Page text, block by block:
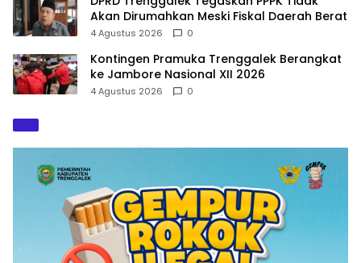
Akan Dirumahkan Meski Fiskal Daerah Berat
4 Agustus 2026 0
Kontingen Pramuka Trenggalek Berangkat
ke Jambore Nasional XII 2026
4 Agustus 2026 0